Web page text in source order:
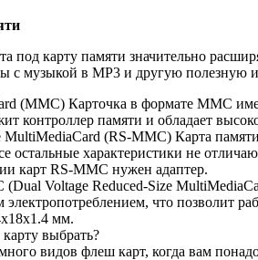
под карту памяти значительно
с музыкой в MP3 и другую полезную
(MMC) Карточка в формате MMC
контроллер памяти и обладает
MultiMediaCard (RS-MMC) Карта
остальные характеристики не
карт RS-MMC нужен адаптер.
Voltage Reduced-Size
что позволит
мм.
выбрать?
видов флеш карт, когда вам